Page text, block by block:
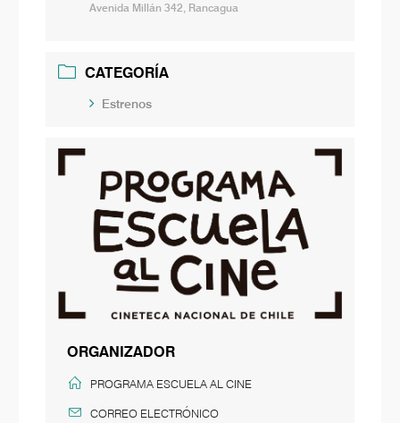
Avenida Millán 342, Rancagua
CATEGORÍA
Estrenos
ORGANIZADOR
PROGRAMA ESCUELA AL CINE
CORREO ELECTRÓNICO